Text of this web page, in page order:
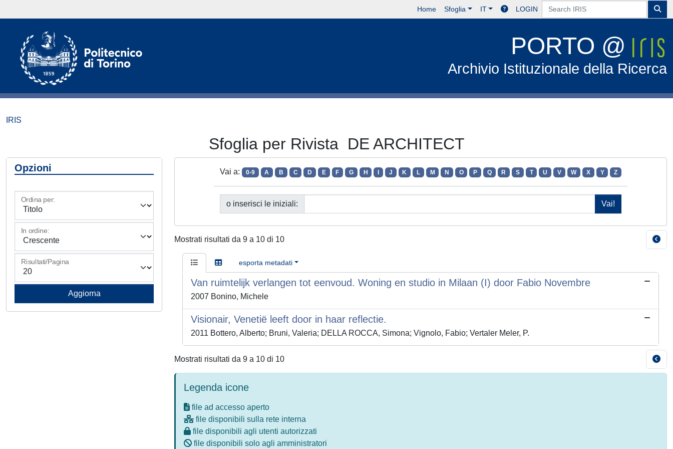
Home Sfoglia IT LOGIN
PORTO @
Archivio Istituzionale della Ricerca
IRIS
Sfoglia per Rivista DE ARCHITECT
Opzioni
Ordina per:
In ordine:
Risultati/Pagina
Vai a: 0-9 A B C D E F G H J K L M N O P Q R S T U V W X Y Z
o inserisci le iniziali:
Mostrati risultati da 9 a 10 di 10
esporta metadati
Van ruimtelijk verlangen tot eenvoud. Woning en studio in Milaan (I) door Fabio Novembre
2007 Bonino, Michele
Visionair, Venetië leeft door in haar reflectie.
2011 Bottero, Alberto; Bruni, Valeria; DELLA ROCCA, Simona; Vignolo, Fabio; Vertaler Meler, P.
Mostrati risultati da 9 a 10 di 10
Legenda icone
file ad accesso aperto
file disponibili sulla rete interna
file disponibili agli utenti autorizzati
file disponibili solo agli amministratori